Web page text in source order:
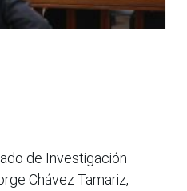
de Investigación
Chávez Tamariz,